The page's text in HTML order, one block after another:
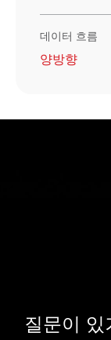
데이터 흐름
양방향
질문이